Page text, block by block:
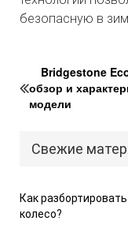
безопасную в
Bridgestone
обзор и
модели
Свежие
Как
колесо?